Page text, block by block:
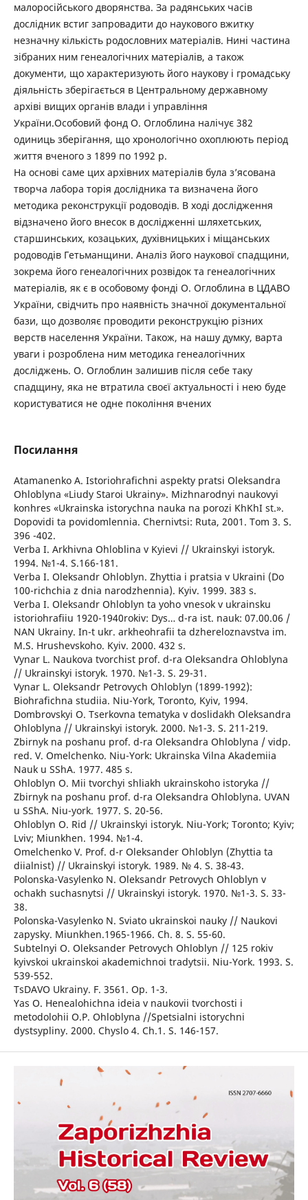
малоросійського дворянства. За радянських часів
дослідник встиг запровадити до наукового вжитку
незначну кількість родословних матеріалів. Нині частина
зібраних ним генеалогічних матеріалів, а також
документи, що характеризують його наукову і громадську
діяльність зберігається в Центральному державному
архіві вищих органів влади і управління
України.Особовий фонд О. Оглоблина налічує 382
одиниць зберігання, що хронологічно охоплюють період
життя вченого з 1899 по 1992 р.
На основі саме цих архівних матеріалів була з’ясована
творча лабора торія дослідника та визначена його
методика реконструкції родоводів. В ході дослідження
відзначено його внесок в дослідженні шляхетських,
старшинських, козацьких, духівницьких і міщанських
родоводів Гетьманщини. Аналіз його наукової спадщини,
зокрема його генеалогічних розвідок та генеалогічних
матеріалів, як є в особовому фонді О. Оглоблина в ЦДАВО
України, свідчить про наявність значної документальної
бази, що дозволяє проводити реконструкцію різних
верств населення України. Також, на нашу думку, варта
уваги і розроблена ним методика генеалогічних
досліджень. О. Оглоблин залишив після себе таку
спадщину, яка не втратила своєї актуальності і нею буде
користуватися не одне покоління вчених
Посилання
Atamanenko A. Istoriohrafichni aspekty pratsi Oleksandra
Ohloblyna «Liudy Staroi Ukrainy». Mizhnarodnyi naukovyi
konhres «Ukrainska istorychna nauka na porozi KhKhI st.».
Dopovidi ta povidomlennia. Chernivtsi: Ruta, 2001. Tom 3. S.
396 -402.
Verba I. Arkhivna Ohloblina v Kyievi // Ukrainskyi istoryk.
1994. №1-4. S.166-181.
Verba I. Oleksandr Ohloblyn. Zhyttia i pratsia v Ukraini (Do
100-richchia z dnia narodzhennia). Kyiv. 1999. 383 s.
Verba I. Oleksandr Ohloblyn ta yoho vnesok v ukrainsku
istoriohrafiiu 1920-1940rokiv: Dys… d-ra ist. nauk: 07.00.06 /
NAN Ukrainy. In-t ukr. arkheohrafii ta dzhereloznavstva im.
M.S. Hrushevskoho. Kyiv. 2000. 432 s.
Vynar L. Naukova tvorchist prof. d-ra Oleksandra Ohloblyna
// Ukrainskyi istoryk. 1970. №1-3. S. 29-31.
Vynar L. Oleksandr Petrovych Ohloblyn (1899-1992):
Biohrafichna studiia. Niu-York, Toronto, Kyiv, 1994.
Dombrovskyi O. Tserkovna tematyka v doslidakh Oleksandra
Ohloblyna // Ukrainskyi istoryk. 2000. №1-3. S. 211-219.
Zbirnyk na poshanu prof. d-ra Oleksandra Ohloblyna / vidp.
red. V. Omelchenko. Niu-York: Ukrainska Vilna Akademiia
Nauk u SShA. 1977. 485 s.
Ohloblyn O. Mii tvorchyi shliakh ukrainskoho istoryka //
Zbirnyk na poshanu prof. d-ra Oleksandra Ohloblyna. UVAN
u SShA. Niu-york. 1977. S. 20-56.
Ohloblyn O. Rid // Ukrainskyi istoryk. Niu-York; Toronto; Kyiv;
Lviv; Miunkhen. 1994. №1-4.
Omelchenko V. Prof. d-r Oleksander Ohloblyn (Zhyttia ta
diialnist) // Ukrainskyi istoryk. 1989. № 4. S. 38-43.
Polonska-Vasylenko N. Oleksandr Petrovych Ohloblyn v
ochakh suchasnytsi // Ukrainskyi istoryk. 1970. №1-3. S. 33-
38.
Polonska-Vasylenko N. Sviato ukrainskoi nauky // Naukovi
zapysky. Miunkhen.1965-1966. Ch. 8. S. 55-60.
Subtelnyi O. Oleksander Petrovych Ohloblyn // 125 rokiv
kyivskoi ukrainskoi akademichnoi tradytsii. Niu-York. 1993. S.
539-552.
TsDAVO Ukrainy. F. 3561. Op. 1-3.
Yas O. Henealohichna ideia v naukovii tvorchosti i
metodolohii O.P. Ohloblyna //Spetsialni istorychni
dystsypliny. 2000. Chyslo 4. Ch.1. S. 146-157.